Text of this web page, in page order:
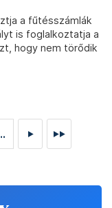
a fűtésszámlák
is foglalkoztatja a
hogy nem törődik
► ►►